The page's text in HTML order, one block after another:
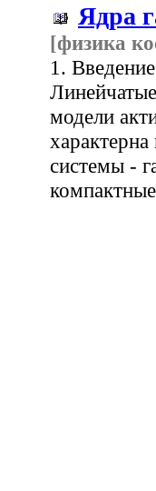
Ядра
[физика
1.
модели
системы -